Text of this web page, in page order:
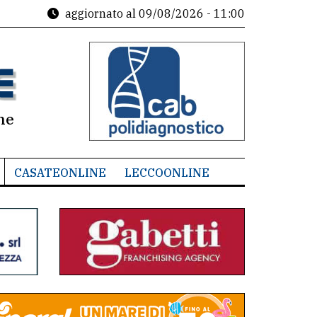
aggiornato al 09/08/2026 - 11:00
CASATEONLINE LECCOONLINE